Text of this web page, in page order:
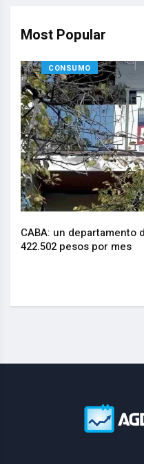
Most Popular
CONSUMO
CABA: un departamento
422.502 pesos por mes